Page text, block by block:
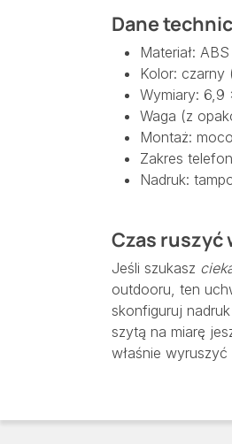
Dane
Materiał:
Kolor: czarny
Wymiary: 6,9
Waga (z
Montaż:
Zakres
Nadruk:
Czas ruszyć
Jeśli szukasz
outdooru, ten
skonfiguruj
szytą na miarę
właśnie